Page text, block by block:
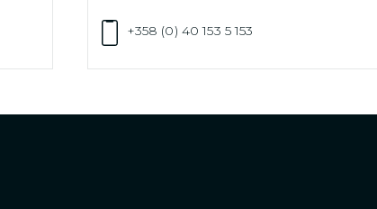
+358 (0) 40 153 5 153